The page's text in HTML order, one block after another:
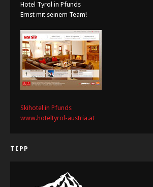
Hotel Tyrol in Pfunds
Ernst mit seinem Team!
Skihotel in Pfunds
www.hoteltyrol-austria.at
TIPP